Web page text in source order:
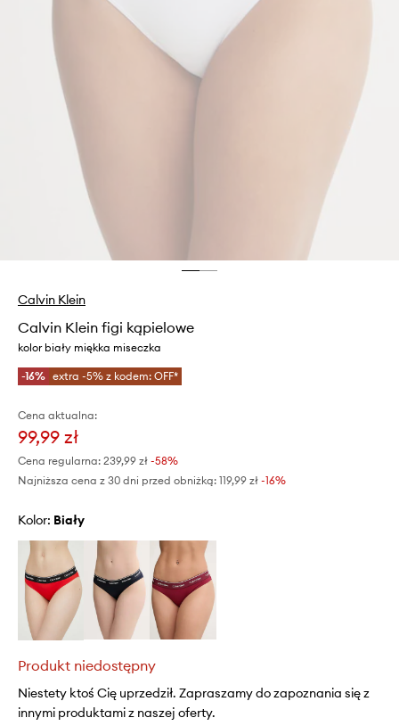
Calvin Klein
Calvin Klein figi kąpielowe
kolor biały miękka miseczka
-16% extra -5% z kodem: OFF*
Cena aktualna:
99,99 zł
Cena regularna: 239,99 zł -58%
Najniższa cena z 30 dni przed obniżką: 119,99 zł -16%
Kolor: biały
Produkt niedostępny
Niestety ktoś Cię uprzedził. Zapraszamy do zapoznania się z
innymi produktami z naszej oferty.